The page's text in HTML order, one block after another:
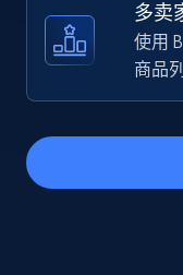
Walmart -
using specific
URL, Final price,
Specifications,
5.6K+
多卖
使用
商品